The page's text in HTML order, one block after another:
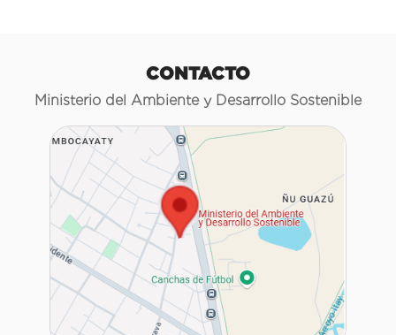
CONTACTO
Ministerio del Ambiente y Desarrollo Sostenible